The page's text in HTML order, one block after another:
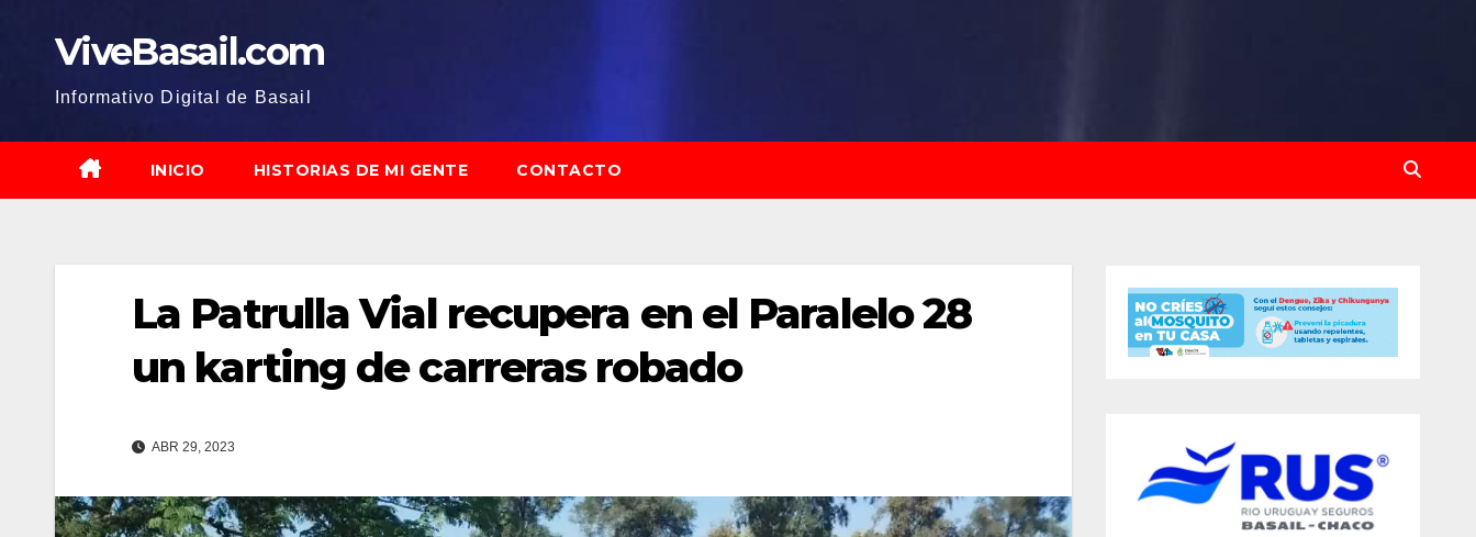
ViveBasail.com
Informativo Digital de Basail
INICIO HISTORIAS DE MI GENTE CONTACTO
La Patrulla Vial recupera en el Paralelo 28
un karting de carreras robado
ABR 29, 2023